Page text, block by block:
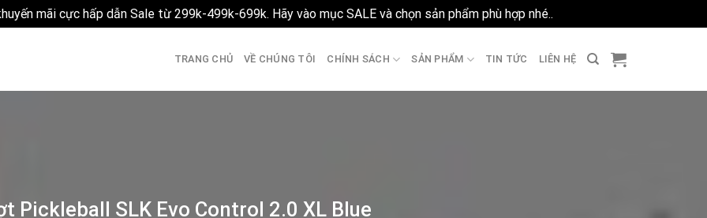
mãi cực hấp dẫn Sale từ 299k-499k-699k. Hãy vào mục SALE và chọn sản phẩm phù hợp nhé..
TRANG CHỦ VỀ CHÚNG TÔI CHÍNH SÁCH SẢN PHẨM TIN TỨC LIÊN HỆ
Pickleball SLK Evo Control 2.0 XL Blue